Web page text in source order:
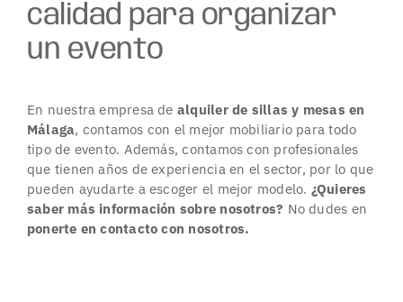
calidad para organizar
un evento
En nuestra empresa de alquiler de sillas y mesas en
Málaga, contamos con el mejor mobiliario para todo
tipo de evento. Además, contamos con profesionales
que tienen años de experiencia en el sector, por lo que
pueden ayudarte a escoger el mejor modelo. ¿Quieres
saber más información sobre nosotros? No dudes en
ponerte en contacto con nosotros.